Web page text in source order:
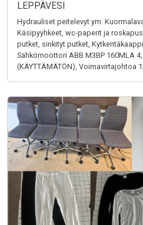
LEPPÄVESI
Hydrauliset peitelevyt ym.
Käsipyyhkeet, wc-paperit ja
putket, sinkityt putket,
Sähkömoottori ABB M3BP 160MLA
(KÄYTTÄMÄTÖN), Voimavirtajohtoa